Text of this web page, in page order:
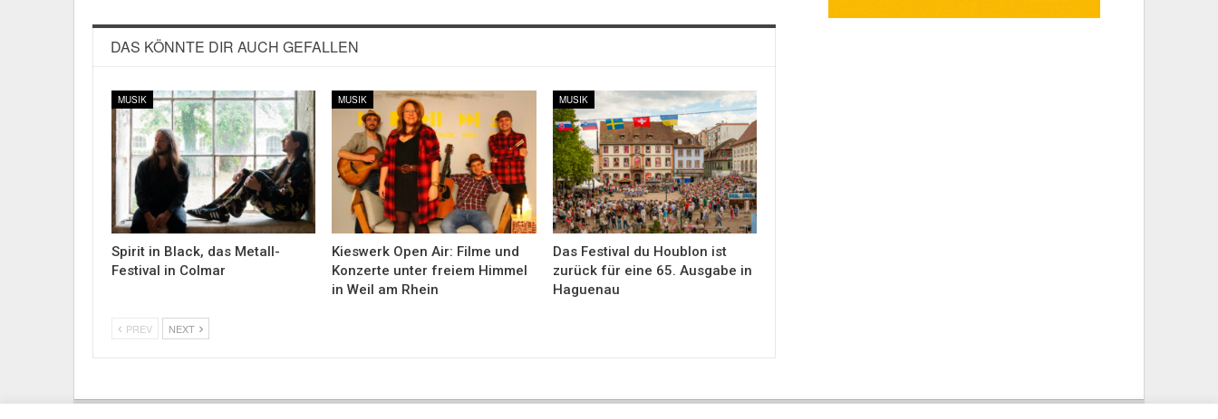
DAS KÖNNTE DIR AUCH GEFALLEN
MUSIK
Spirit in Black, das Metall-
Festival in Colmar
MUSIK
Kieswerk Open Air: Filme und
Konzerte unter freiem Himmel
in Weil am Rhein
MUSIK
Das Festival du Houblon ist
zurück für eine 65. Ausgabe in
Haguenau
PREV NEXT